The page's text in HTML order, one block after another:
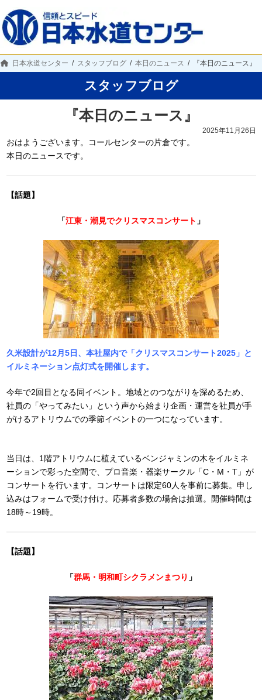
日本水道センター スタッフブログ 本日のニュース 『本日のニュース』
スタッフブログ
『本日のニュース』
2025年11月26日
おはようございます。コールセンターの片倉です。
本日のニュースです。
【話題】
「江東・潮見でクリスマスコンサート 」
久米設計が12月5日、本社屋内で「クリスマスコンサート2025」と
イルミネーション点灯式を開催します。
今年で2回目となる同イベント。地域とのつながりを深めるため、
社員の「やってみたい」という声から始まり企画・運営を社員が手
がけるアトリウムでの季節イベントの一つになっています。
当日は、1階アトリウムに植えているベンジャミンの木をイルミネ
ーションで彩った空間で、プロ音楽・器楽サークル「C・M・T」が
コンサートを行います。コンサートは限定60人を事前に募集。申し
込みはフォームで受け付け。応募者多数の場合は抽選。開催時間は
18時～19時。
【話題】
「群馬・明和町シクラメンまつり 」